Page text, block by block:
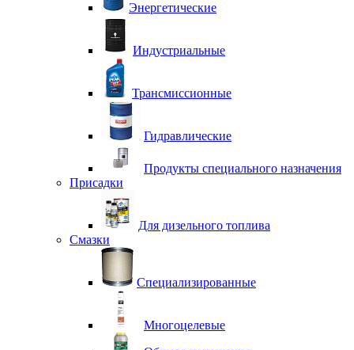
Энергетические
Индустриальные
Трансмиссионные
Гидравлические
Продукты специального назначения
Присадки
Для дизельного топлива
Смазки
Специализированные
Многоцелевые